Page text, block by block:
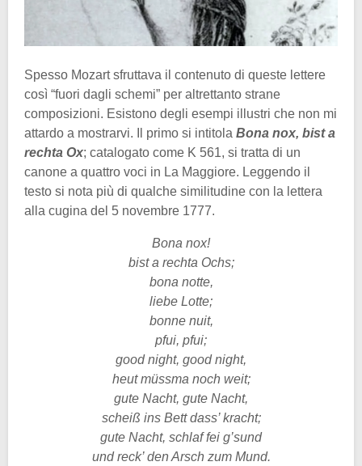
Spesso Mozart sfruttava il contenuto di queste lettere
così “fuori dagli schemi” per altrettanto strane
composizioni. Esistono degli esempi illustri che non mi
attardo a mostrarvi. Il primo si intitola Bona nox, bist a
rechta Ox; catalogato come K 561, si tratta di un
canone a quattro voci in La Maggiore. Leggendo il
testo si nota più di qualche similitudine con la lettera
alla cugina del 5 novembre 1777.
Bona nox!
bist a rechta Ochs;
bona notte,
liebe Lotte;
bonne nuit,
pfui, pfui;
good night, good night,
heut müssma noch weit;
gute Nacht, gute Nacht,
scheiß ins Bett dass’ kracht;
gute Nacht, schlaf fei g’sund
und reck’ den Arsch zum Mund.